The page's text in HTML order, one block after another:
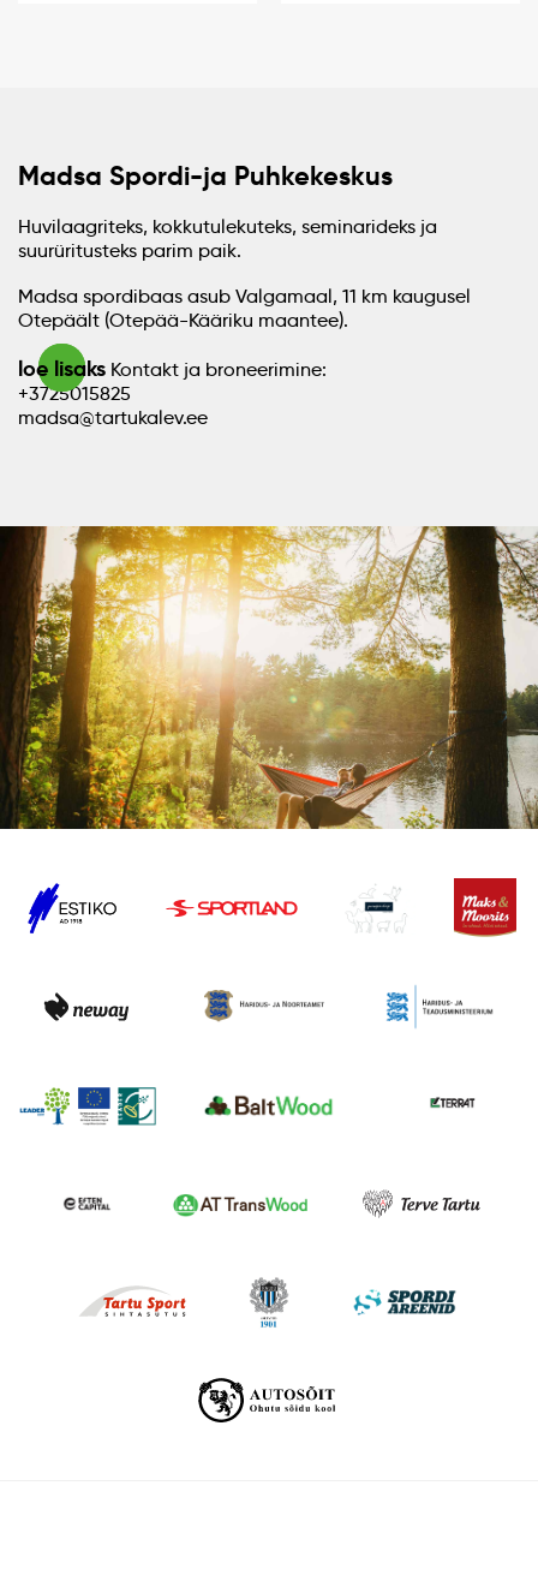
Madsa Spordi-ja Puhkekeskus
Huvilaagriteks, kokkutulekuteks, seminarideks ja
suurüritusteks parim paik.
Madsa spordibaas asub Valgamaal, 11 km kaugusel
Otepäält (Otepää-Kääriku maantee).
loe lisaks Kontakt ja broneerimine:
+3725015825
madsa@tartukalev.ee